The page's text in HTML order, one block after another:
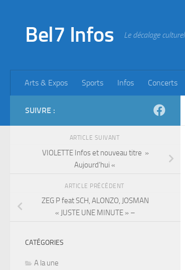
Bel7 Infos Le décalage culturel
Arts & Expos Sports Infos Concerts
SUIVRE :
ARTICLE SUIVANT
VIOLETTE Infos et nouveau titre »
Aujourd’hui «
ARTICLE PRÉCÉDENT
ZEG P feat SCH, ALONZO, JOSMAN
« JUSTE UNE MINUTE » –
CATÉGORIES
A la une